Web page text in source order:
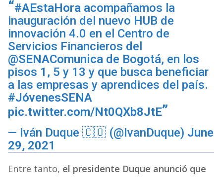
#AEstaHoraacompañamos la
inauguración del nuevo HUB de
innovación 4.0 en el Centro de
Servicios Financieros del
@SENAComunicade Bogotá, en los
pisos 1, 5 y 13 y que busca beneficiar
a las empresas y aprendices del país.
#JóvenesSENA
pic.twitter.com/Nt0QXb8JtE
— Iván Duque 🇨🇴 (@IvanDuque) June
29, 2021
Entre tanto, el presidente Duque anunció que